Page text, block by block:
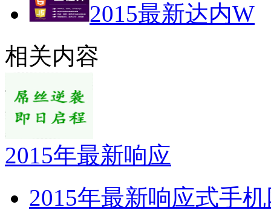
2015最新达内W
相关内容
2015年最新响应
2015年最新响应式手